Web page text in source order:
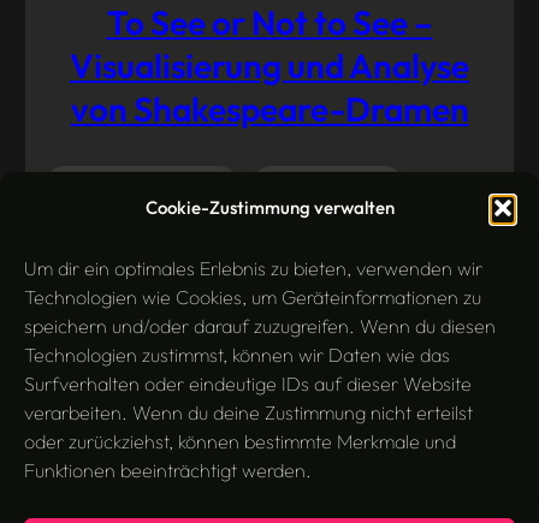
Cookie-Zustimmung verwalten
Um dir ein optimales Erlebnis zu bieten, verwenden wir
Technologien wie Cookies, um Geräteinformationen zu
speichern und/oder darauf zuzugreifen. Wenn du diesen
Technologien zustimmst, können wir Daten wie das
Surfverhalten oder eindeutige IDs auf dieser Website
verarbeiten. Wenn du deine Zustimmung nicht erteilst
oder zurückziehst, können bestimmte Merkmale und
Funktionen beeinträchtigt werden.
To See or Not to See –
Visualisierung und Analyse
von Shakespeare-Dramen
Mai 26,